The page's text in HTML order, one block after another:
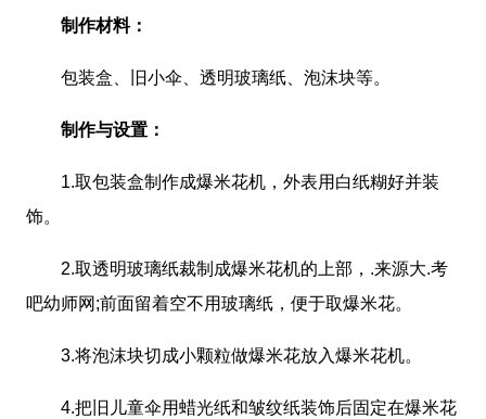
制作材料：
包装盒、旧小伞、透明玻璃纸、泡沫块等。
制作与设置：
1.取包装盒制作成爆米花机，外表用白纸糊好并装
饰。
2.取透明玻璃纸裁制成爆米花机的上部，.来源大.考
吧幼师网;前面留着空不用玻璃纸，便于取爆米花。
3.将泡沫块切成小颗粒做爆米花放入爆米花机。
4.把旧儿童伞用蜡光纸和皱纹纸装饰后固定在爆米花